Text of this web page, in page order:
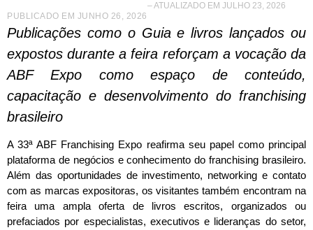
PUBLICADO EM JUNHO 26, 2026
– ATUALIZADO EM JULHO 23, 2026
Publicações como o Guia e livros lançados ou
expostos durante a feira reforçam a vocação da
ABF Expo como espaço de conteúdo,
capacitação e desenvolvimento do franchising
brasileiro
A 33ª ABF Franchising Expo reafirma seu papel como principal
plataforma de negócios e conhecimento do franchising brasileiro.
Além das oportunidades de investimento, networking e contato
com as marcas expositoras, os visitantes também encontram na
feira uma ampla oferta de livros escritos, organizados ou
prefaciados por especialistas, executivos e lideranças do setor,